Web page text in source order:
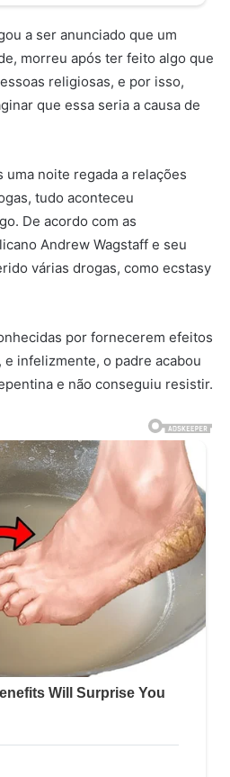
a ser anunciado que um
morreu após ter feito algo que
religiosas, e por isso,
que essa seria a causa de
uma noite regada a relações
tudo aconteceu
De acordo com as
Andrew Wagstaff e seu
várias drogas, como ecstasy
por fornecerem efeitos
infelizmente, o padre acabou
e não conseguiu resistir.